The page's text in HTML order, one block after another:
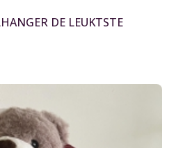
DE LEUKTSTE